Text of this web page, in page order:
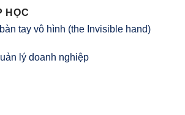
HỌC
tay vô hình (the Invisible hand)
lý doanh nghiệp